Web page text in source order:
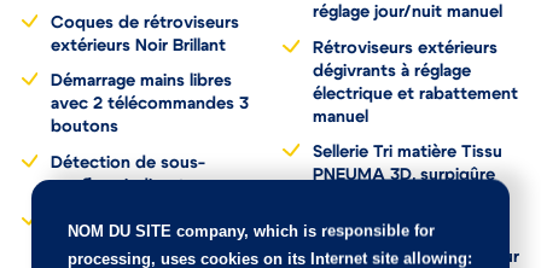
Coques de rétroviseurs
extérieurs Noir Brillant
Démarrage mains libres
avec 2 télécommandes 3
boutons
Détection de sous-
gonflage indirecte
Direction assistée
réglage jour/nuit manuel
Rétroviseurs extérieurs
dégivrants à réglage
électrique et rabattement
manuel
Sellerie Tri matière Tissu
PNEUMA 3D, surpiqûre
Siège conducteur avec
réglage manuel en hauteur
NOM DU SITE company, which is responsible for
processing, uses cookies on its Internet site allowing: